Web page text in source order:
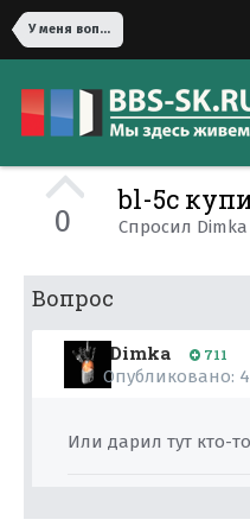
У меня вопрос!
0
bl-5c
Спросил Dimka
Вопрос
Dimka 711
Опубликовано:
Или дарил тут кто-